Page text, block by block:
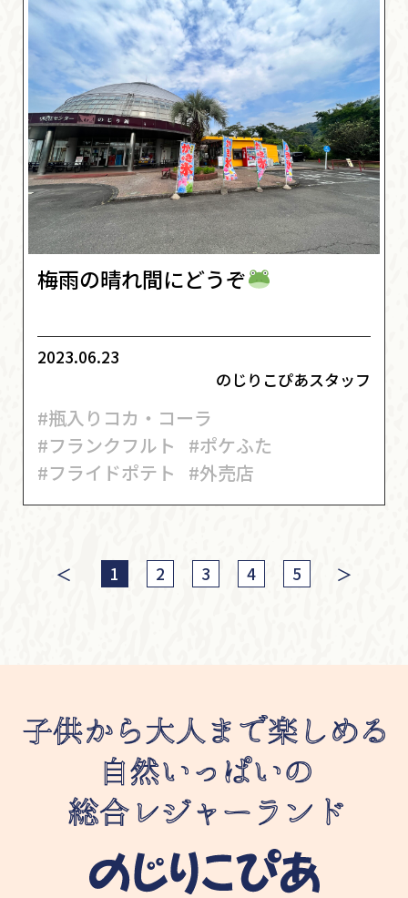
梅雨の晴れ間にどうぞ
2023.06.23
のじりこぴあスタッフ
#瓶入りコカ・コーラ
#フランクフルト
#ポケふた
#フライドポテト
#外売店
＜ 1 2 3 4 5 ＞